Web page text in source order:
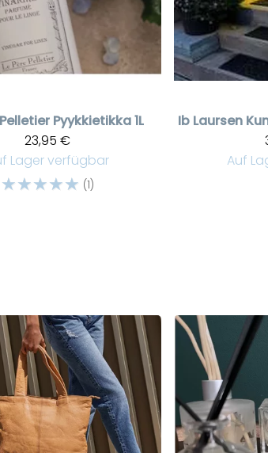
Pyykkietikka 1L
23,95 €
Lager verfügbar
☆☆☆☆☆ (1)
Ib Laursen
Auf